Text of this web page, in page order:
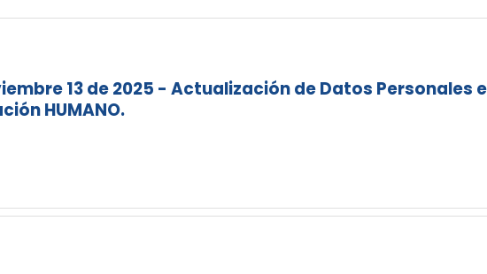
13 de 2025 - Actualización de Datos Personales
HUMANO.